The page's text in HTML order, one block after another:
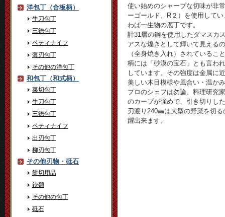
使い始めのシャープな切味が非
ーゴールド、R２）を使用して
わば一生物の庖丁です。
計31層の鋼を使用したダマスカ
アスな煌きとして輝いて見える
（全身焼き入れ）されているこ
柄には「砂漠の宝石」とも言わ
しています。その強度は金属に
美しい木目模様や風合い・温か
プロのシェフは勿論、料理研究
のカーブが強めで、引き切りし
刃渡り240㎜は大型の野菜を切
躍出来ます。
洋包丁（合板柄）
牛刀包丁
三徳包丁
ペティナイフ
薄刃包丁
その他の洋包丁
和包丁（和式柄）
菜切包丁
牛刀包丁
三徳包丁
ペティナイフ
出刃包丁
柳刃包丁
その他刃物・砥石
餅切用品
鋏類
その他の包丁
砥石